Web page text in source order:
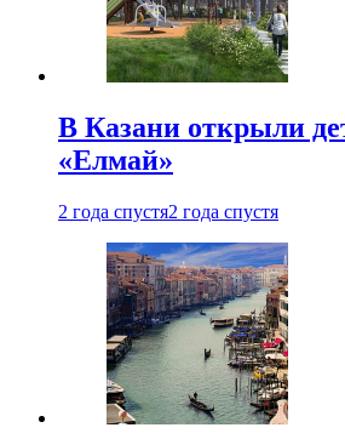
В Казани открыли
«Елмай»
2 года спустя2 года спустя